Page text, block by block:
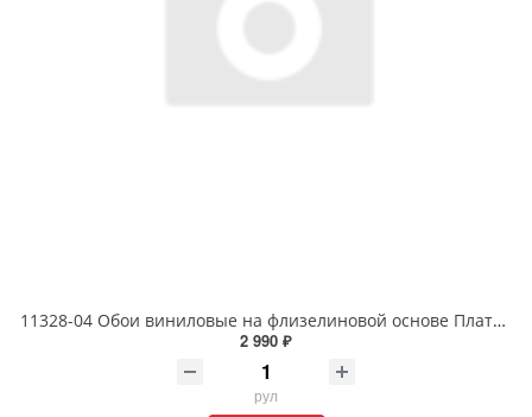
11328-04 Обои виниловые на флизелиновой основе Платинум 1.06 X 10м
2 990 ₽
рул